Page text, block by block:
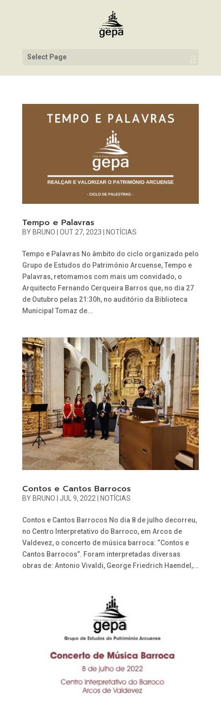
Select Page
Tempo e Palavras
BYBRUNO | OUT 27, 2023 | NOTÍCIAS
Tempo e Palavras No âmbito do ciclo organizado pelo
Grupo de Estudos do Património Arcuense, Tempo e
Palavras, retomamos com mais um convidado, o
Arquitecto Fernando Cerqueira Barros que, no dia 27
de Outubro pelas 21:30h, no auditório da Biblioteca
Municipal Tomaz de...
Contos e Cantos Barrocos
BY BRUNO JUL 9, 2022| NOTÍCIAS
Contos e Cantos Barrocos No dia 8 de julho decorreu,
no Centro Interpretativo do Barroco, em Arcos de
Valdevez, o concerto de música barroca: “Contos e
Cantos Barrocos”. Foram interpretadas diversas
obras de: Antonio Vivaldi, George Friedrich Haendel,...